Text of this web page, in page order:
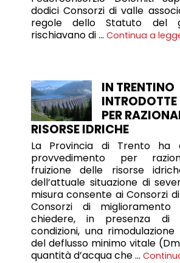
dodici Consorzi di valle
regole dello Statuto del
rischiavano di … Continua a
IN TRENTINO
INTRODOTTE
PER
RISORSE IDRICHE
La Provincia di Trento ha
provvedimento per
fruizione delle risorse
dell’attuale situazione di
misura consente ai Consorzi
Consorzi di
chiedere, in presenza di
condizioni, una
del deflusso minimo vitale
quantità d’acqua che …